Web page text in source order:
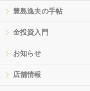
豊島逸夫の手帖
金投資入門
お知らせ
店舗情報